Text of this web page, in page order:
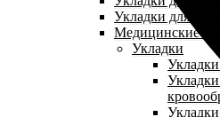
Укладки для
Медицинские
Укладки